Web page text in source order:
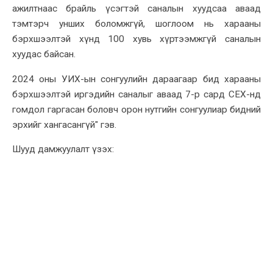
ажилтнаас брайль үсэгтэй саналын хуудсаа аваад
тэмтэрч унших боломжгүй, шоглоом нь харааны
бэрхшээлтэй хүнд 100 хувь хүртээмжгүй саналын
хуудас байсан.
2024 оны УИХ-ын сонгуулийн дараагаар бид харааны
бэрхшээлтэй иргэдийн саналыг аваад 7-р сард СЕХ-нд
гомдол гаргасан боловч орон нутгийн сонгуулиар бидний
эрхийг хангасангүй" гэв.
Шууд дамжуулалт үзэх: